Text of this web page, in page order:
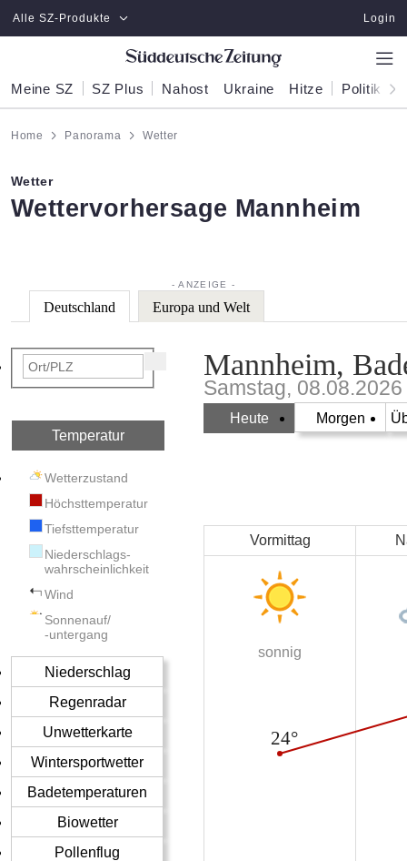
Zum Hauptinhalt springen
Alle SZ-Produkte Login
Meine SZ SZ Plus Nahost Ukraine Hitze Politik
Home Panorama Wetter
Wetter
:
Wettervorhersage Mannheim
Deutschland Europa und Welt
Temperatur
Wetterzustand
Höchsttemperatur
Tiefsttemperatur
Niederschlags-
wahrscheinlichkeit
Wind
Sonnenauf/
-untergang
Niederschlag
Regenradar
Unwetterkarte
Wintersportwetter
Badetemperaturen
Biowetter
Pollenflug
Mannheim,
Samstag, 08.08.2026
Heute Morgen
Vormittag
sonnig